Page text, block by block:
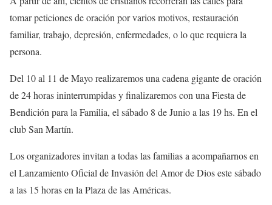
tomar peticiones de oración por varios motivos, restauración
familiar, trabajo, depresión, enfermedades, o lo que requiera la
persona.
Del 10 al 11 de Mayo realizaremos una cadena gigante de oración
de 24 horas ininterrumpidas y finalizaremos con una Fiesta de
Bendición para la Familia, el sábado 8 de Junio a las 19 hs. En el
club San Martín.
Los organizadores invitan a todas las familias a acompañarnos en
el Lanzamiento Oficial de Invasión del Amor de Dios este sábado
a las 15 horas en la Plaza de las Américas.